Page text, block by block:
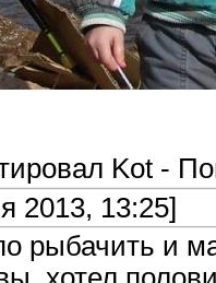
Kot -
2013, 13:25]
рыбачить и